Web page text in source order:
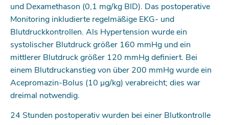
und Dexamethason (0,1 mg/kg BID). Das postoperative
Monitoring inkludierte regelmäßige EKG- und
Blutdruckkontrollen. Als Hypertension wurde ein
systolischer Blutdruck größer 160 mmHg und ein
mittlerer Blutdruck größer 120 mmHg definiert. Bei
einem Blutdruckanstieg von über 200 mmHg wurde ein
Acepromazin-Bolus (10 μg/kg) verabreicht; dies war
dreimal notwendig.
24 Stunden postoperativ wurden bei einer Blutkontrolle